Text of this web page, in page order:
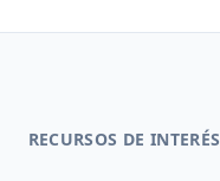
RECURSOS DE INTERÉS